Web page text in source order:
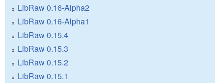
LibRaw 0.16-Alpha2
LibRaw 0.16-Alpha1
LibRaw 0.15.4
LibRaw 0.15.3
LibRaw 0.15.2
LibRaw 0.15.1